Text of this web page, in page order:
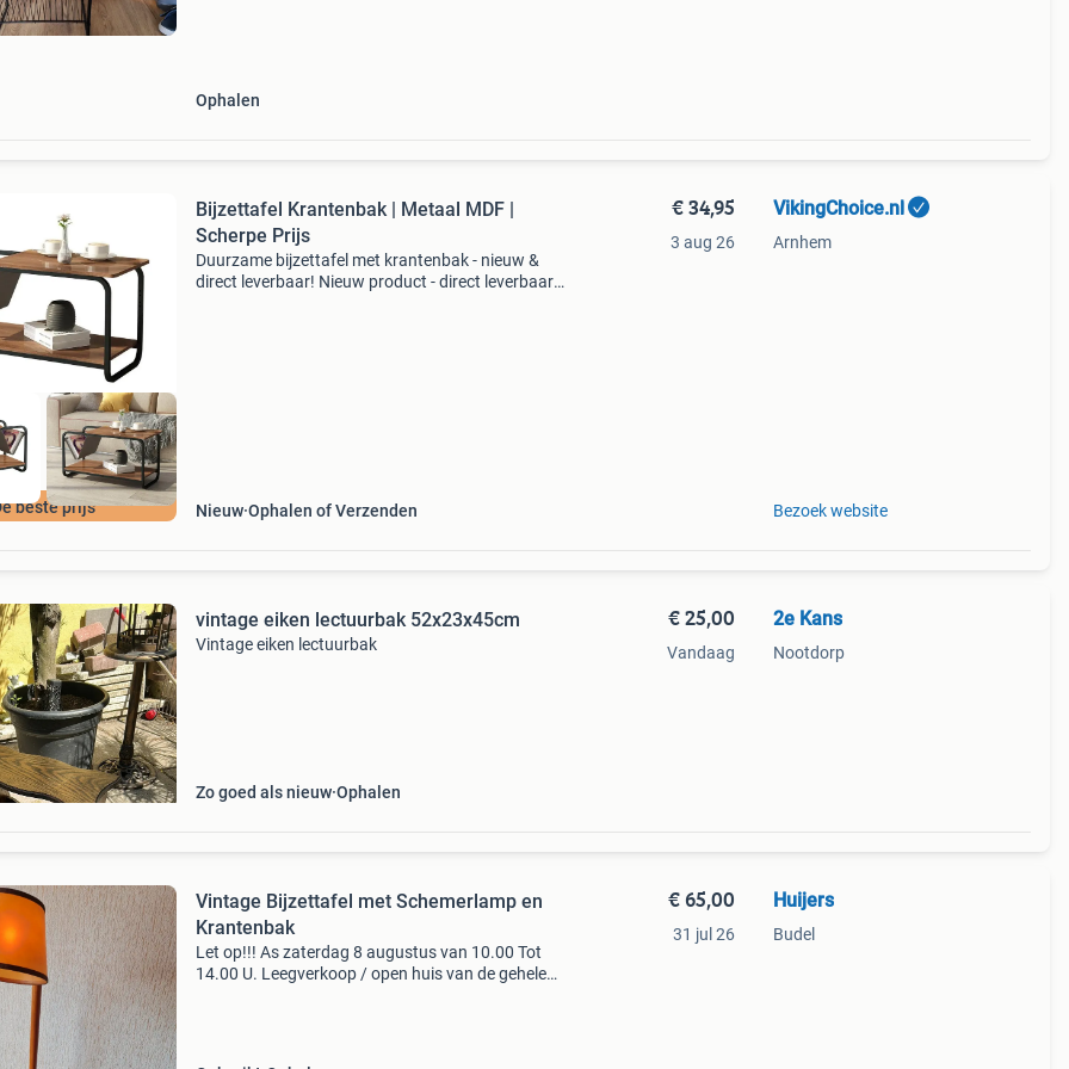
Ophalen
beste prijs
Bijzettafel Krantenbak | Metaal MDF |
Scherpe Prijs
Duurzame bijzettafel met krantenbak - nieuw &
direct leverbaar! Nieuw product - direct leverbaar
Nieuw Ophalen of Verzenden
€ 34,95
3 aug 26
VikingChoice.nl
Arnhem
Bezoek website
vintage eiken lectuurbak 52x23x45cm
Vintage eiken lectuurbak
Zo goed als nieuw Ophalen
€ 25,00
Vandaag
2e Kans
Nootdorp
Vintage Bijzettafel met Schemerlamp en
Krantenbak
Let op!!! As zaterdag 8 augustus van 10.00 Tot
14.00 U. Leegverkoop / open huis van de gehele
€ 65,00
31 jul 26
Huijers
Budel